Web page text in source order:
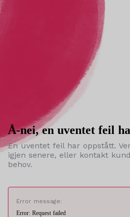
Å-nei, en uventet feil
En uventet feil har oppstått.
igjen senere, eller kontakt
behov.
Error message:
Error: Request failed